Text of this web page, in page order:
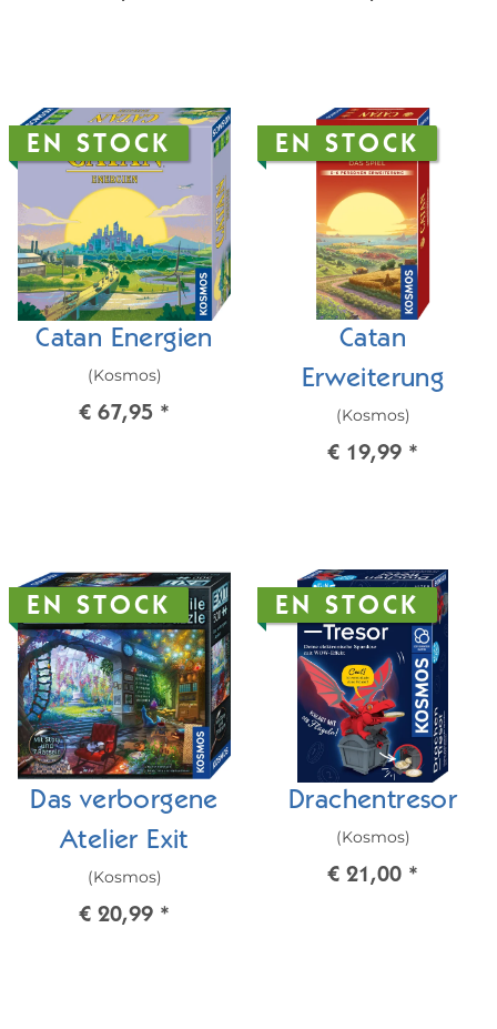
EN STOCK
Catan Energien
(Kosmos)
€ 67,95 *
EN STOCK
Catan
Erweiterung
(Kosmos)
€ 19,99 *
EN STOCK
Das verborgene
Atelier Exit
(Kosmos)
€ 20,99 *
EN STOCK
Drachentresor
(Kosmos)
€ 21,00 *